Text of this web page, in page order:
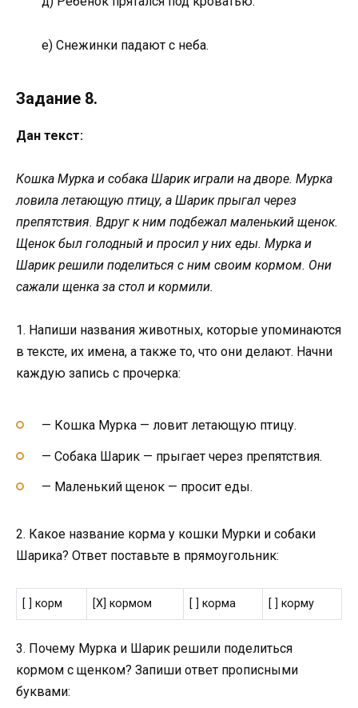
е) Снежинки падают с неба.
Задание 8.
Дан текст:
Кошка Мурка и собака Шарик играли на дворе. Мурка
ловила летающую птицу, а Шарик прыгал через
препятствия. Вдруг к ним подбежал маленький щенок.
Щенок был голодный и просил у них еды. Мурка и
Шарик решили поделиться с ним своим кормом. Они
сажали щенка за стол и кормили.
1. Напиши названия животных, которые упоминаются
в тексте, их имена, а также то, что они делают. Начни
каждую запись с прочерка:
— Кошка Мурка — ловит летающую птицу.
— Собака Шарик — прыгает через препятствия.
— Маленький щенок — просит еды.
2. Какое название корма у кошки Мурки и собаки
Шарика? Ответ поставьте в прямоугольник:
[ ] корм [X] кормом [ ] корма [ ] корму
3. Почему Мурка и Шарик решили поделиться
кормом с щенком? Запиши ответ прописными
буквами: